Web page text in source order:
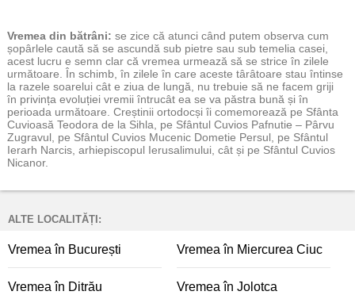
Vremea din bătrâni: se zice că atunci când putem observa cum
șopârlele caută să se ascundă sub pietre sau sub temelia casei,
acest lucru e semn clar că vremea urmează să se strice în zilele
următoare. În schimb, în zilele în care aceste târâtoare stau întinse
la razele soarelui cât e ziua de lungă, nu trebuie să ne facem griji
în privința evoluției vremii întrucât ea se va păstra bună și în
perioada următoare. Creștinii ortodocși îi comemorează pe Sfânta
Cuvioasă Teodora de la Sihla, pe Sfântul Cuvios Pafnutie – Pârvu
Zugravul, pe Sfântul Cuvios Mucenic Dometie Persul, pe Sfântul
Ierarh Narcis, arhiepiscopul Ierusalimului, cât și pe Sfântul Cuvios
Nicanor.
ALTE LOCALITĂȚI:
Vremea în București Vremea în Miercurea Ciuc
Vremea în Ditrău Vremea în Jolotca